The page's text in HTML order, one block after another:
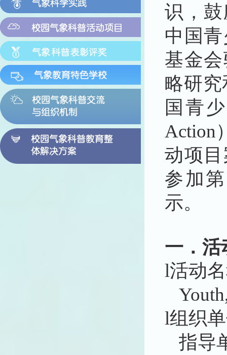
识，
中国
基金
略研
国青
Action
动项
参加
示。
一．活
l活动
l组织
指导